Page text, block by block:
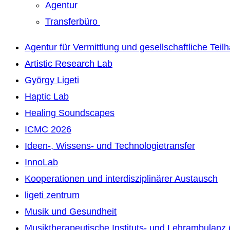
Agentur
Transferbüro
Agentur für Vermittlung und gesellschaftliche
Artistic Research Lab
György Ligeti
Haptic Lab
Healing Soundscapes
ICMC 2026
Ideen-, Wissens- und Technologietransfer
InnoLab
Kooperationen und interdisziplinärer Austausch
ligeti zentrum
Musik und Gesundheit
Musiktherapeutische Instituts- und Lehrambulanz